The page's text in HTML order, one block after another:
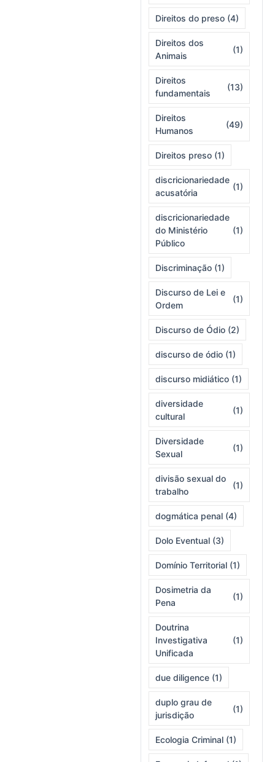
Direitos do preso (4)
Direitos dos
Animais
(1)
Direitos
fundamentais
(13)
Direitos
Humanos
(49)
Direitos preso (1)
discricionariedade
acusatória
(1)
discricionariedade
do Ministério
Público
(1)
Discriminação (1)
Discurso de Lei e
Ordem
(1)
Discurso de Ódio (2)
discurso de ódio (1)
discurso midiático (1)
diversidade
cultural
(1)
Diversidade
Sexual
(1)
divisão sexual do
trabalho
(1)
dogmática penal (4)
Dolo Eventual (3)
Domínio Territorial (1)
Dosimetria da
Pena
(1)
Doutrina
Investigativa
Unificada
(1)
due diligence (1)
duplo grau de
jurisdição
(1)
Ecologia Criminal (1)